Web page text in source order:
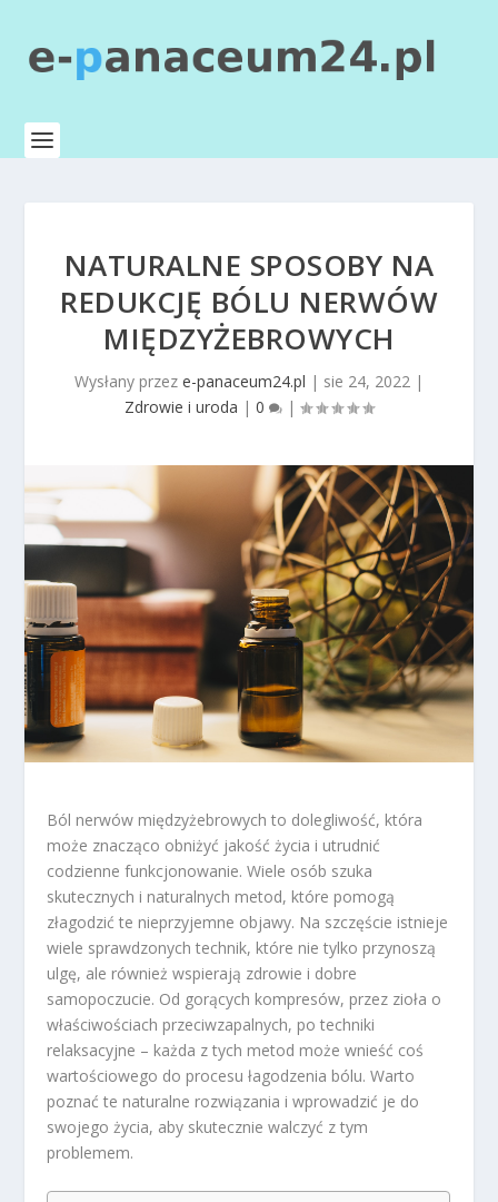
NATURALNE SPOSOBY NA
REDUKCJĘ BÓLU NERWÓW
MIĘDZYŻEBROWYCH
Wysłany przez e-panaceum24.pl | sie 24, 2022 |
Zdrowie i uroda | 0 |
Ból nerwów międzyżebrowych to dolegliwość, która
może znacząco obniżyć jakość życia i utrudnić
codzienne funkcjonowanie. Wiele osób szuka
skutecznych i naturalnych metod, które pomogą
złagodzić te nieprzyjemne objawy. Na szczęście istnieje
wiele sprawdzonych technik, które nie tylko przynoszą
ulgę, ale również wspierają zdrowie i dobre
samopoczucie. Od gorących kompresów, przez zioła o
właściwościach przeciwzapalnych, po techniki
relaksacyjne – każda z tych metod może wnieść coś
wartościowego do procesu łagodzenia bólu. Warto
poznać te naturalne rozwiązania i wprowadzić je do
swojego życia, aby skutecznie walczyć z tym
problemem.